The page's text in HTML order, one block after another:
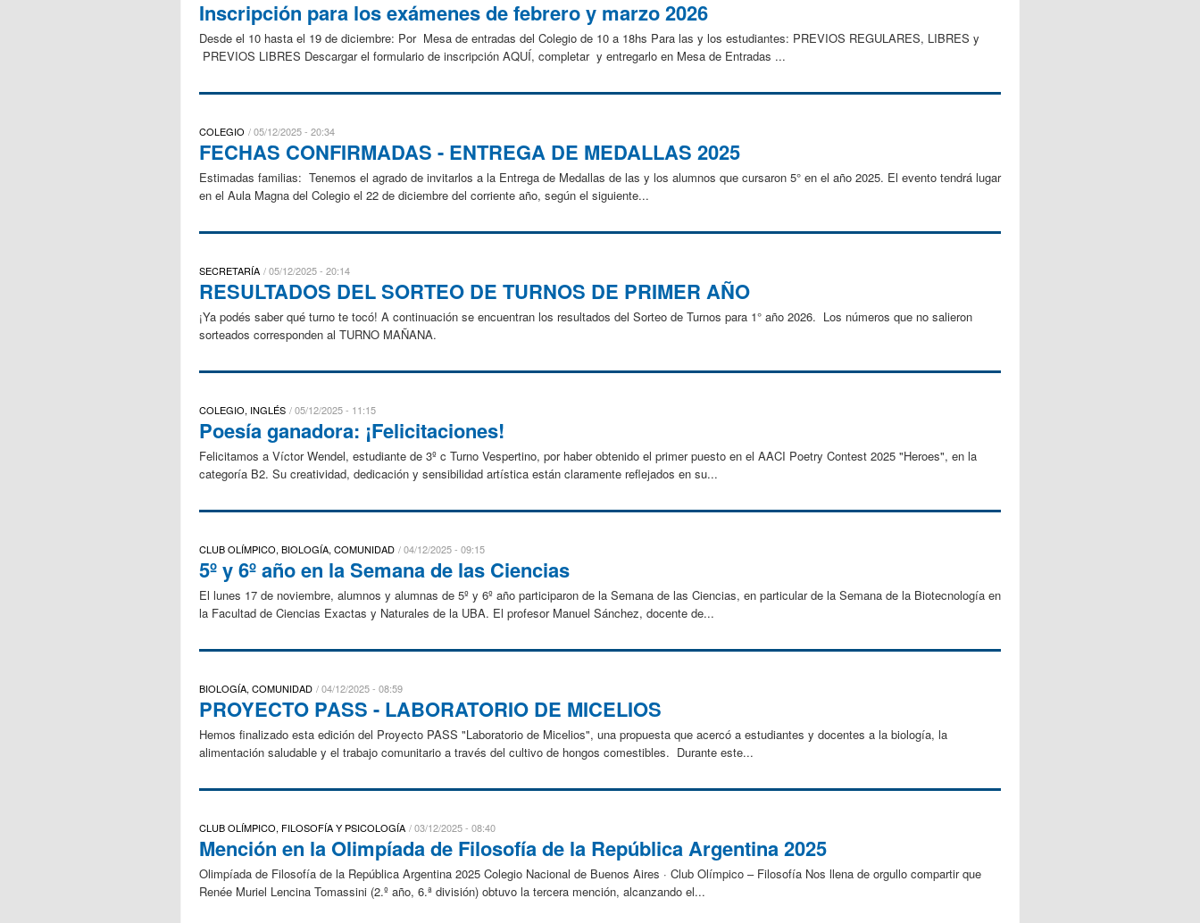
Inscripción para los exámenes de febrero y marzo 2026
Desde el 10 hasta el 19 de diciembre: Por Mesa de entradas del Colegio de 10 a 18hs Para las y los estudiantes: PREVIOS REGULARES, LIBRES y
PREVIOS LIBRES Descargar el formulario de inscripción AQUÍ, completar y entregarlo en Mesa de Entradas ...
COLEGIO 05/12/2025 - 20:34
FECHAS CONFIRMADAS - ENTREGA DE MEDALLAS 2025
Estimadas familias: Tenemos el agrado de invitarlos a la Entrega de Medallas de las y los alumnos que cursaron 5° en el año 2025. El evento tendrá lugar
en el Aula Magna del Colegio el 22 de diciembre del corriente año, según el siguiente...
SECRETARÍA 05/12/2025 - 20:14
RESULTADOS DEL SORTEO DE TURNOS DE PRIMER AÑO
¡Ya podés saber qué turno te tocó! A continuación se encuentran los resultados del Sorteo de Turnos para 1° año 2026. Los números que no salieron
sorteados corresponden al TURNO MAÑANA.
COLEGIO, INGLÉS 05/12/2025 - 11:15
Poesía ganadora: ¡Felicitaciones!
Felicitamos a Víctor Wendel, estudiante de 3º c Turno Vespertino, por haber obtenido el primer puesto en el AACI Poetry Contest 2025 "Heroes", en la
categoría B2. Su creatividad, dedicación y sensibilidad artística están claramente reflejados en su...
CLUB OLÍMPICO, BIOLOGÍA, COMUNIDAD 04/12/2025 - 09:15
5º y 6º año en la Semana de las Ciencias
El lunes 17 de noviembre, alumnos y alumnas de 5º y 6º año participaron de la Semana de las Ciencias, en particular de la Semana de la Biotecnología en
la Facultad de Ciencias Exactas y Naturales de la UBA. El profesor Manuel Sánchez, docente de...
BIOLOGÍA, COMUNIDAD 04/12/2025 - 08:59
PROYECTO PASS - LABORATORIO DE MICELIOS
Hemos finalizado esta edición del Proyecto PASS "Laboratorio de Micelios", una propuesta que acercó a estudiantes y docentes a la biología, la
alimentación saludable y el trabajo comunitario a través del cultivo de hongos comestibles. Durante este...
CLUB OLÍMPICO, FILOSOFÍA Y PSICOLOGÍA 03/12/2025 - 08:40
Mención en la Olimpíada de Filosofía de la República Argentina 2025
Olimpíada de Filosofía de la República Argentina 2025 Colegio Nacional de Buenos Aires · Club Olímpico – Filosofía Nos llena de orgullo compartir que
Renée Muriel Lencina Tomassini (2.º año, 6.ª división) obtuvo la tercera mención, alcanzando el...